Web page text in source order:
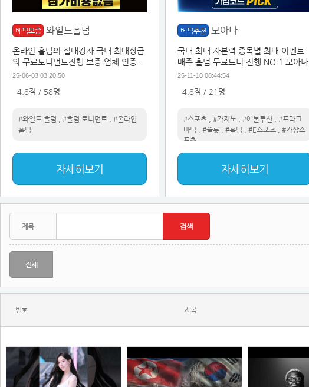
베픽보증 와일드홀덤
온라인 홀덤의 절대강자 국내 최대상금
의 무료토너먼트진행 보증 업체 인증 사
이트
25-06-03 03:20:50
4.8점 / 58명
#와일드 홀덤 #홀덤 토너먼트
#온라인
홀덤
자세히보기
베픽추천 모아나
국내 최대 자본력 종목별 최대 이벤트
매주 홀덤 무료토너 진행 NO.1 모아나
25-11-10 08:44:54
4.8점 / 21명
#스포츠 #카지노 #에볼루션
#프라그
마틱
#슬롯 #홀덤 #E스포츠
#가상스
포츠
자세히보기
전체
번호 제목